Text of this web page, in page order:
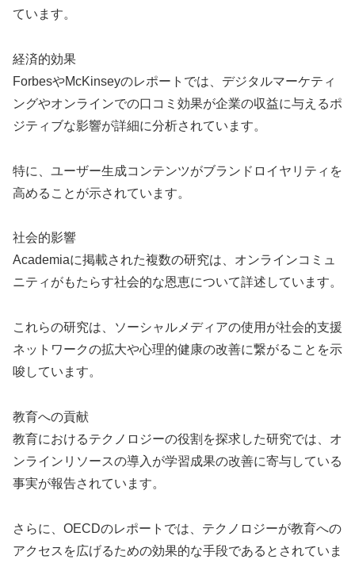
ています。
経済的効果
ForbesやMcKinseyのレポートでは、デジタルマーケティ
ングやオンラインでの口コミ効果が企業の収益に与えるポ
ジティブな影響が詳細に分析されています。
特に、ユーザー生成コンテンツがブランドロイヤリティを
高めることが示されています。
社会的影響
Academiaに掲載された複数の研究は、オンラインコミュ
ニティがもたらす社会的な恩恵について詳述しています。
これらの研究は、ソーシャルメディアの使用が社会的支援
ネットワークの拡大や心理的健康の改善に繋がることを示
唆しています。
教育への貢献
教育におけるテクノロジーの役割を探求した研究では、オ
ンラインリソースの導入が学習成果の改善に寄与している
事実が報告されています。
さらに、OECDのレポートでは、テクノロジーが教育への
アクセスを広げるための効果的な手段であるとされていま